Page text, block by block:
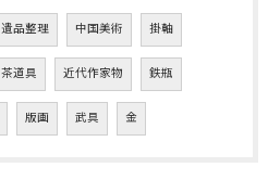
遺品整理 中国美術 掛軸
茶道具 近代作家物 鉄瓶
版画 武具 金